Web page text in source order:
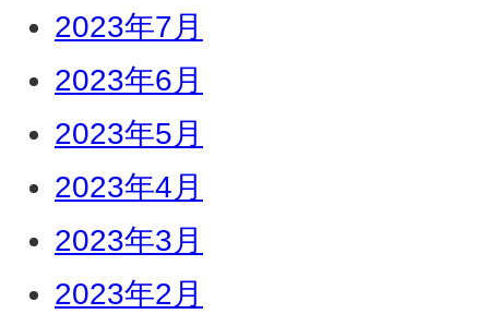
2023年7月
2023年6月
2023年5月
2023年4月
2023年3月
2023年2月